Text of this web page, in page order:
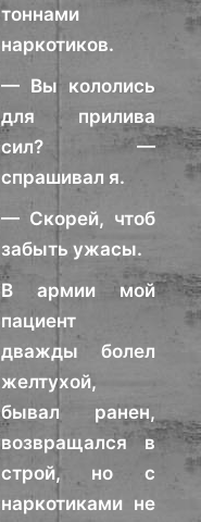
тоннами
наркотиков.
— Вы кололись
для прилива
сил? —
спрашивал я.
— Скорей, чтоб
забыть ужасы.
В армии мой
пациент
дважды болел
желтухой,
бывал ранен,
возвращался в
строй, но с
наркотиками не